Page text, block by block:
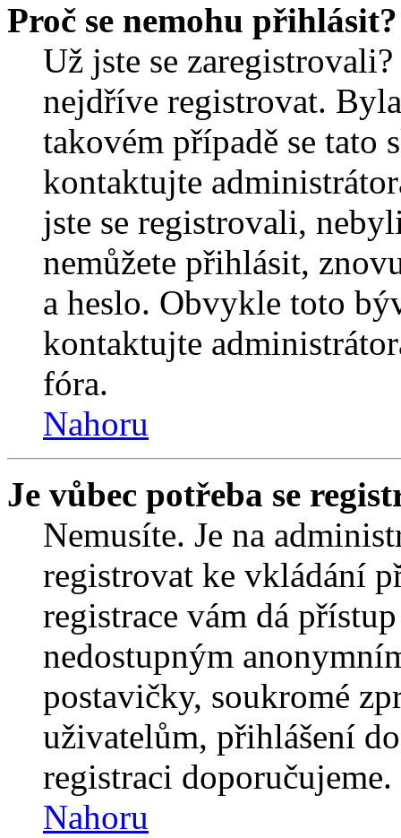
Proč se nemohu přihlásit?
Už jste se
nejdříve registrovat.
takovém případě se tato
kontaktujte
jste se registrovali,
nemůžete přihlásit,
a heslo. Obvykle toto
kontaktujte
fóra.
Nahoru
Je vůbec potřeba se
Nemusíte. Je na
registrovat ke vkládání
registrace vám dá
nedostupným
postavičky, soukromé
uživatelům, přihlášení
registraci
Nahoru